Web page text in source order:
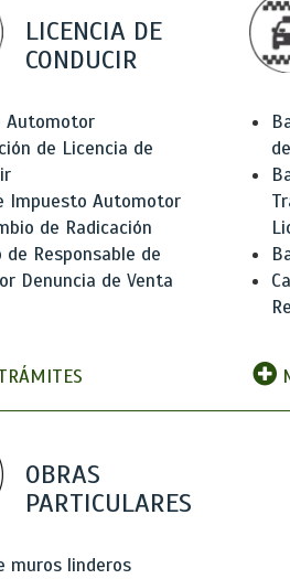
LICENCIA DE
CONDUCIR
Automotor
de Licencia de
Impuesto Automotor
de Radicación
de Responsable de
Denuncia de Venta
OBRAS
PARTICULARES
muros linderos